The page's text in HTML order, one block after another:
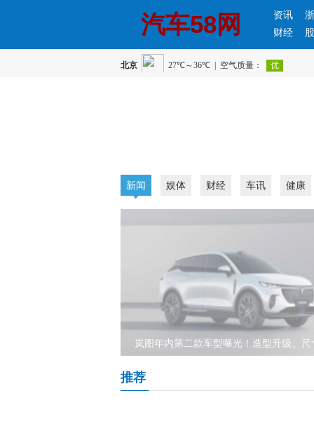
汽车58网 资讯
财经
新闻 娱体 财经 车讯 健康
岚图年内第二款车型曝光！造型升级、
推荐